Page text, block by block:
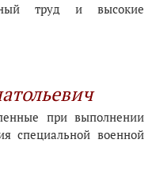
труд и высокие
при выполнении
специальной военной